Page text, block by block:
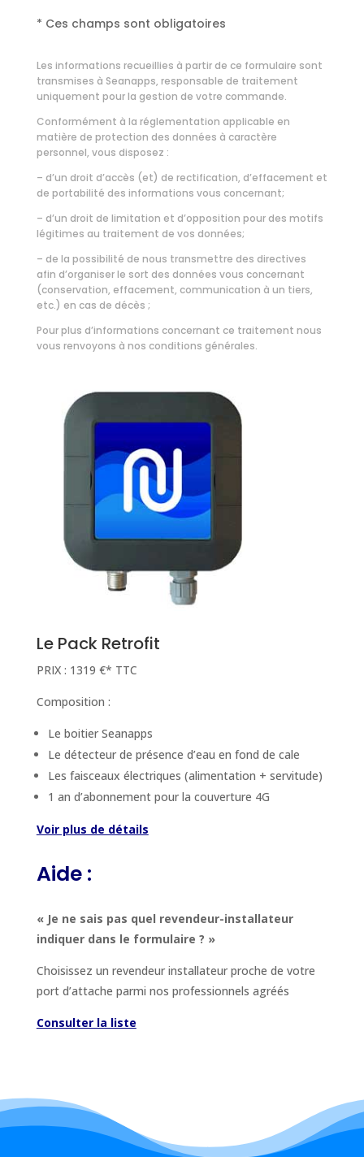
* Ces champs sont obligatoires
Les informations recueillies à partir de ce formulaire sont
transmises à Seanapps, responsable de traitement
uniquement pour la gestion de votre commande.
Conformément à la réglementation applicable en
matière de protection des données à caractère
personnel, vous disposez :
– d’un droit d’accès (et) de rectification, d’effacement et
de portabilité des informations vous concernant;
– d’un droit de limitation et d’opposition pour des motifs
légitimes au traitement de vos données;
– de la possibilité de nous transmettre des directives
afin d’organiser le sort des données vous concernant
(conservation, effacement, communication à un tiers,
etc.) en cas de décès ;
Pour plus d’informations concernant ce traitement nous
vous renvoyons à nos conditions générales.
Le Pack Retrofit
PRIX : 1319 €* TTC
Composition :
Le boitier Seanapps
Le détecteur de présence d’eau en fond de cale
Les faisceaux électriques (alimentation + servitude)
1 an d’abonnement pour la couverture 4G
Voir plus de détails
Aide :
« Je ne sais pas quel revendeur-installateur
indiquer dans le formulaire ? »
Choisissez un revendeur installateur proche de votre
port d’attache parmi nos professionnels agréés
Consulter la liste